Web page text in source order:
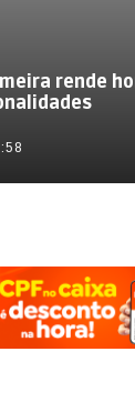
rende